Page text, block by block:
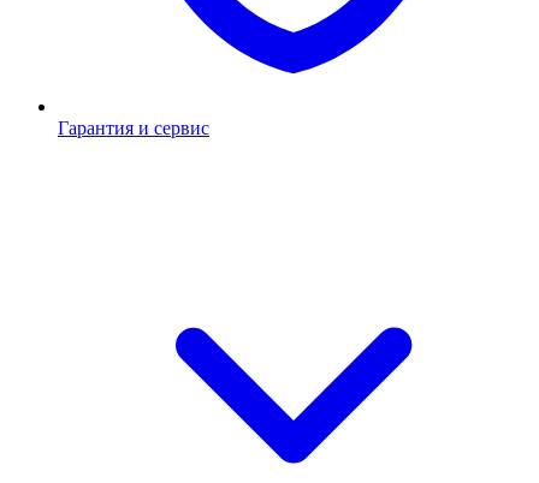
Гарантия и сервис